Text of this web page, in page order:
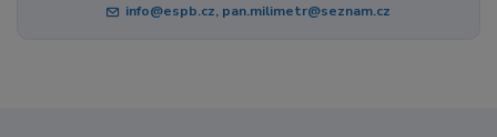
info@espb.cz, pan.milimetr@seznam.cz